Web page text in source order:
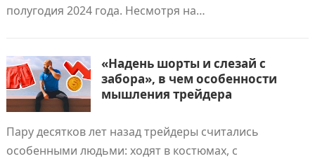
полугодия 2024 года. Несмотря на…
«Надень шорты и слезай с
забора», в чем особенности
мышления трейдера
Пару десятков лет назад трейдеры считались
особенными людьми: ходят в костюмах, с